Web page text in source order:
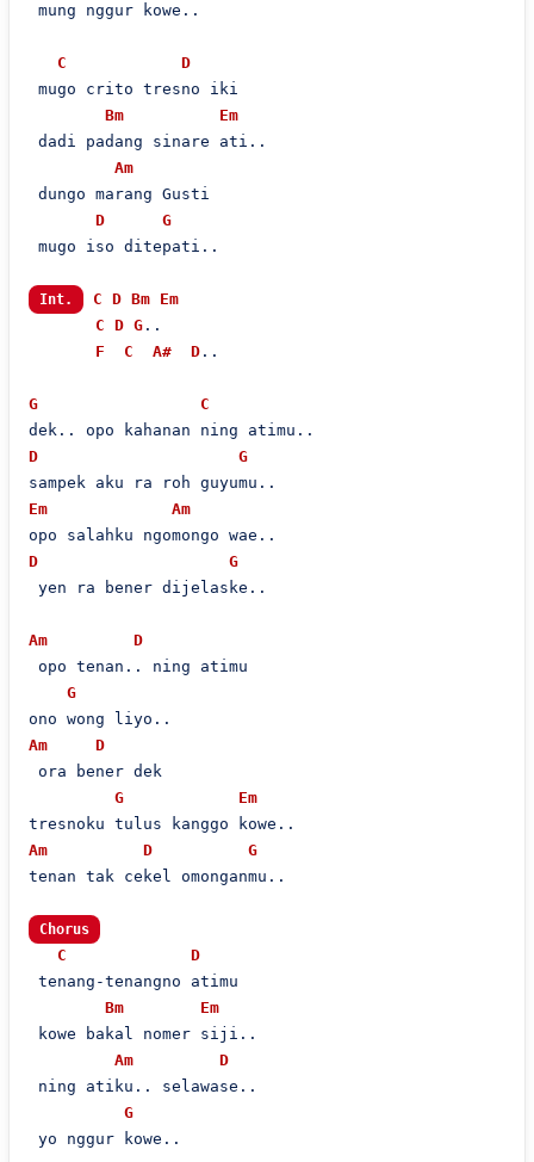
mung nggur kowe..
C
D
mugo crito tresno iki
Bm
Em
dadi padang sinare ati..
Am
dungo marang Gusti
D
G
mugo iso ditepati..
Int. C D Bm
Em
C D G..
F
C A# D..
G
C
D
G
Em
Am
D
G
yen ra bener dijelaske..
Am
D
opo tenan.. ning atimu
G
Am
D
ora bener dek
G
Em
Am
D
G
tenan tak cekel omonganmu..
Chorus
C
D
tenang-tenangno atimu
Bm
Em
kowe bakal nomer siji..
Am
D
ning atiku.. selawase..
G
yo nggur kowe..